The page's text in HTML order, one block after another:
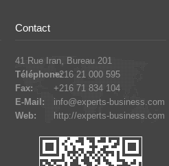
Contact
41 Rue Iran, Bureau 201
Téléphone:+216 21 000 595
Fax:
+216 71 834 104
E-Mail:
info@experts-business.com
Web:
http://experts-business.com